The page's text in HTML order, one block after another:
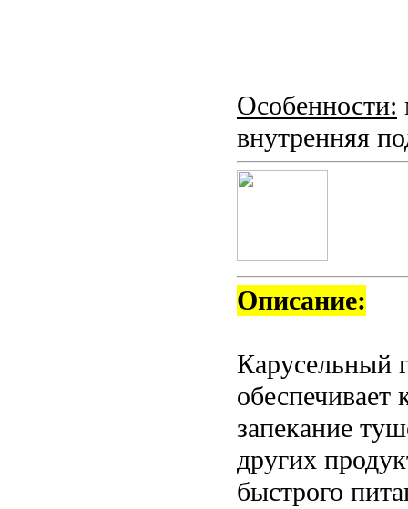
Особенности:
внутренняя
Описание:
Карусельный
обеспечивает
запекание
других
быстрого